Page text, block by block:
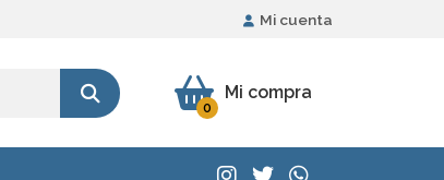
Mi cuenta
Mi compra
0